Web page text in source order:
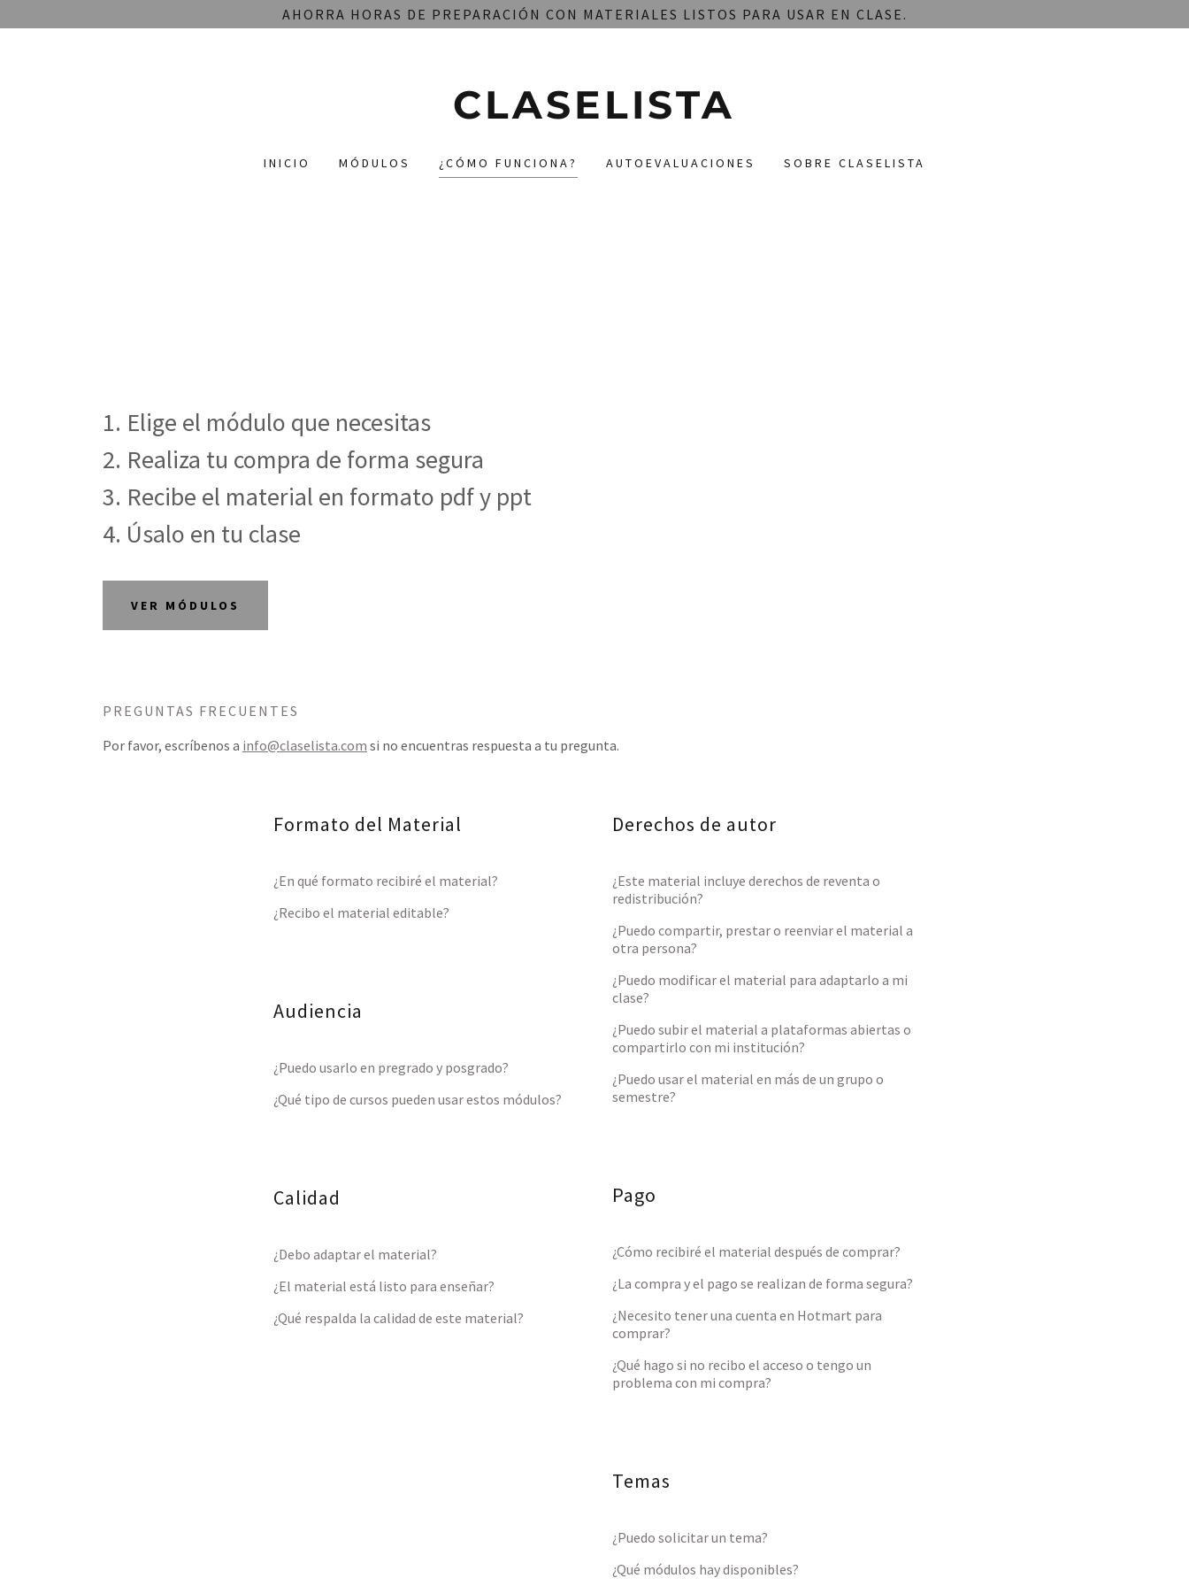
AHORRA HORAS DE PREPARACIÓN CON MATERIALES LISTOS PARA USAR EN CLASE.
CLASELISTA
INICIO MÓDULOS ¿CÓMO FUNCIONA? AUTOEVALUACIONES SOBRE CLASELISTA
1. Elige el módulo que necesitas
2. Realiza tu compra de forma segura
3. Recibe el material en formato pdf y ppt
4. Úsalo en tu clase
VER MÓDULOS
PREGUNTAS FRECUENTES
Por favor, escríbenos a info@claselista.com si no encuentras respuesta a tu pregunta.
Formato del Material
¿En qué formato recibiré el material?
¿Recibo el material editable?
Audiencia
¿Puedo usarlo en pregrado y posgrado?
¿Qué tipo de cursos pueden usar estos módulos?
Calidad
¿Debo adaptar el material?
¿El material está listo para enseñar?
¿Qué respalda la calidad de este material?
Derechos de autor
¿Este material incluye derechos de reventa o
redistribución?
¿Puedo compartir, prestar o reenviar el material a
otra persona?
¿Puedo modificar el material para adaptarlo a mi
clase?
¿Puedo subir el material a plataformas abiertas o
compartirlo con mi institución?
¿Puedo usar el material en más de un grupo o
semestre?
Pago
¿Cómo recibiré el material después de comprar?
¿La compra y el pago se realizan de forma segura?
¿Necesito tener una cuenta en Hotmart para
comprar?
¿Qué hago si no recibo el acceso o tengo un
problema con mi compra?
Temas
¿Puedo solicitar un tema?
¿Qué módulos hay disponibles?